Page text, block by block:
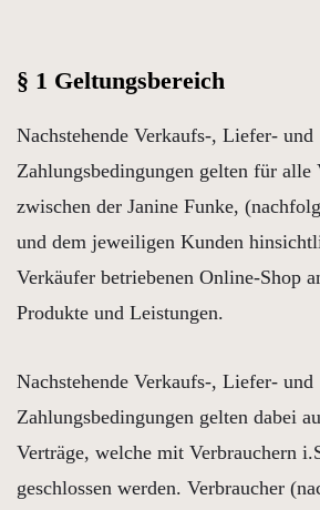
§ 1 Geltungsbereich
Nachstehende Verkaufs-, Liefer- und
Zahlungsbedingungen gelten für alle
zwischen der Janine Funke,
und dem jeweiligen Kunden
Verkäufer betriebenen Online-Shop
Produkte und Leistungen.
Nachstehende Verkaufs-, Liefer- und
Zahlungsbedingungen gelten dabei
Verträge, welche mit Verbrauchern
geschlossen werden. Verbraucher